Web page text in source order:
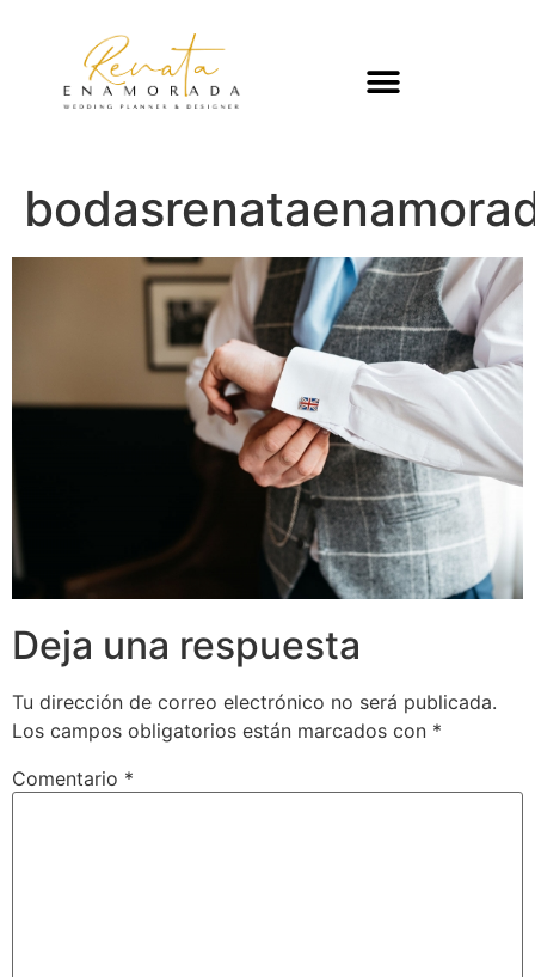
Deja una respuesta
Tu dirección de correo electrónico no será publicada.
Los campos obligatorios están marcados con *
Comentario *